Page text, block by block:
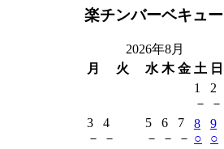
楽チンバーベキュー
2026年8月
月
火 水 木 金 土 日
1
－
2
－
3
－
4
－
5
－
6
－
7
－
8
○
9
○